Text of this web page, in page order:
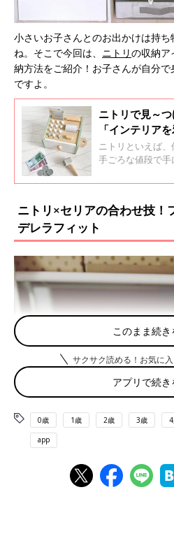
小さいお子さんとのお出かけは持
ね。そこで今回は、 ニトリの収納ア
納方法をご紹介！お子さんが自分
ですよ。
ニトリで見～
「インテリア
もちゃ4選
ニトリといえば
手ごろな値段で
実していると話
もちゃをご紹介し
ニトリ×セリアの合わせ技！
デレラフィット
このまま続き
サクサク読める！お気に
アプリで続き
0歳 1歳 2歳 3歳
app